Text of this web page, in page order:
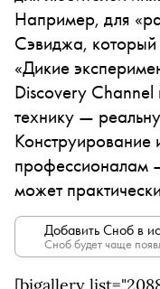
Например, для
Сэвиджа,
«Дикие
Discovery Channel
технику —
Конструирование
профессионалам
может
Добавить Сноб в
Сноб будет чаще